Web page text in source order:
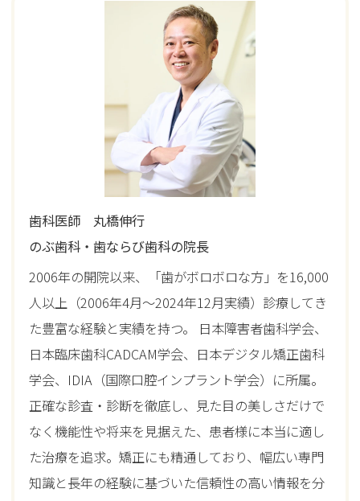
歯科医師 丸橋伸行
のぶ歯科・歯ならび歯科の院長
2006年の開院以来、「歯がボロボロな方」を16,000
人以上（2006年4月〜2024年12月実績）診療してき
た豊富な経験と実績を持つ。 日本障害者歯科学会、
日本臨床歯科CADCAM学会、日本デジタル矯正歯科
学会、IDIA（国際口腔インプラント学会）に所属。
正確な診査・診断を徹底し、見た目の美しさだけで
なく機能性や将来を見据えた、患者様に本当に適し
た治療を追求。矯正にも精通しており、幅広い専門
知識と長年の経験に基づいた信頼性の高い情報を分